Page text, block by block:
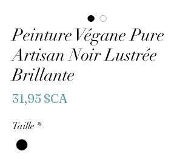
Peinture Végane Pure
Artisan Noir Lustrée
Brillante
31,95 $CA
Taille *